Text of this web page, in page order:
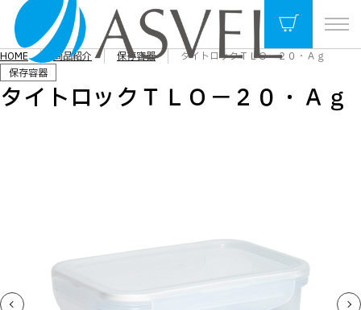
HOME 商品紹介 保存容器
タイトロックＴＬＯ－２０・Ａｇ
保存容器
タイトロックＴＬＯ－２０・Ａｇ